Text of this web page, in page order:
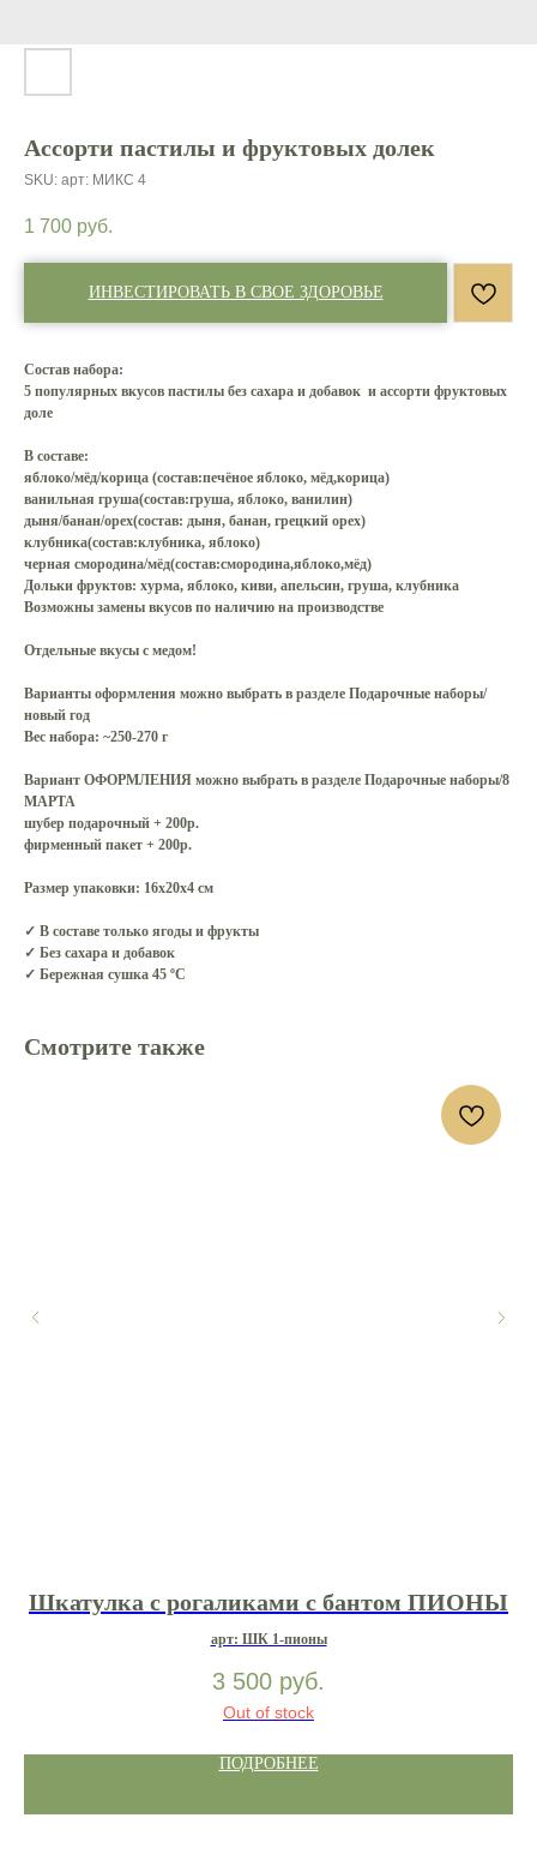
Ассорти пастилы и фруктовых долек
SKU: арт: МИКС 4
1 700 руб.
ИНВЕСТИРОВАТЬ В СВОЕ ЗДОРОВЬЕ
Состав набора:
5 популярных вкусов пастилы без сахара и добавок и ассорти фруктовых
доле
В составе:
яблоко/мёд/корица (состав:печёное яблоко, мёд,корица)
ванильная груша(состав:груша, яблоко, ванилин)
дыня/банан/орех(состав: дыня, банан, грецкий орех)
клубника(состав:клубника, яблоко)
черная смородина/мёд(состав:смородина,яблоко,мёд)
Дольки фруктов: хурма, яблоко, киви, апельсин, груша, клубника
Возможны замены вкусов по наличию на производстве
Отдельные вкусы с медом!
Варианты оформления можно выбрать в разделе Подарочные наборы/
новый год
Вес набора: ~250-270 г
Вариант ОФОРМЛЕНИЯ можно выбрать в разделе Подарочные наборы/8
МАРТА
шубер подарочный + 200р.
фирменный пакет + 200р.
Размер упаковки: 16х20х4 см
✓ В составе только ягоды и фрукты
✓ Без сахара и добавок
✓ Бережная сушка 45 ºС
Смотрите также
Шкатулка с рогаликами с бантом ПИОНЫ
арт: ШК 1-пионы
3 500 руб.
Out of stock
ПОДРОБНЕЕ